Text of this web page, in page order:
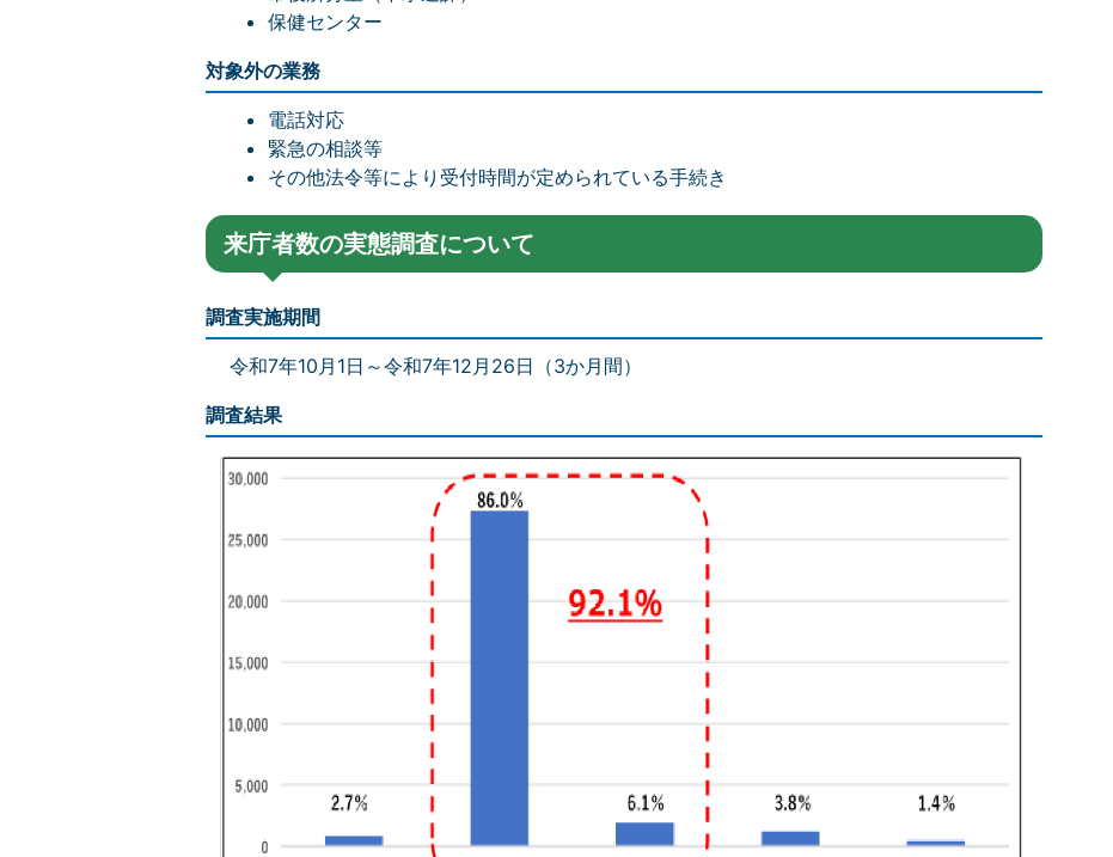
保健センター
対象外の業務
電話対応
緊急の相談等
その他法令等により受付時間が定められている手続き
来庁者数の実態調査について
調査実施期間
令和7年10月1日～令和7年12月26日（3か月間）
調査結果